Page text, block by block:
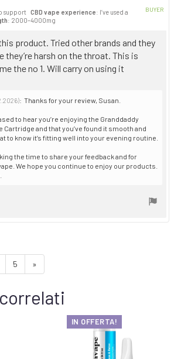
support CBD vape experience: I’ve used a
: 2000–4000mg
BUYER
product. Tried other brands and they
they’re harsh on the throat. This is
the no 1. Will carry on using it
: Thanks for your review, Susan.
to hear you’re enjoying the Granddaddy
Cartridge and that you’ve found it smooth and
to know it’s fitting well into your evening routine.
the time to share your feedback and for
We hope you continue to enjoy our products.
5 »
IN OFFERTA!